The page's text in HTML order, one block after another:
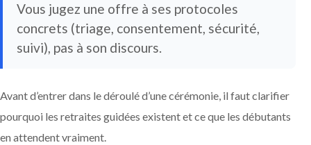
Vous jugez une offre à ses protocoles
concrets (triage, consentement, sécurité,
suivi), pas à son discours.
Avant d’entrer dans le déroulé d’une cérémonie, il faut clarifier
pourquoi les retraites guidées existent et ce que les débutants
en attendent vraiment.